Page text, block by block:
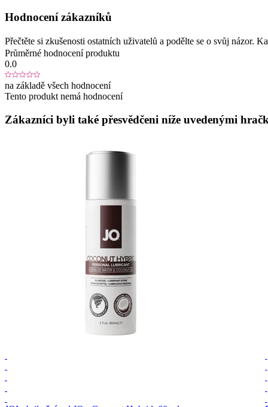
Hodnocení zákazníků
Přečtěte si zkušenosti ostatních uživatelů a podělte se o svůj názor.
Průměrné hodnocení produktu
0.0
na základě všech hodnocení
Tento produkt nemá hodnocení
Zákazníci byli také přesvědčeni níže uvedenými